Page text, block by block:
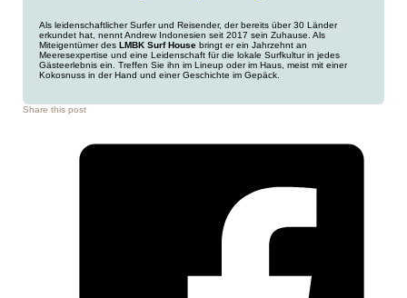
Als leidenschaftlicher Surfer und Reisender, der bereits über 30 Länder
erkundet hat, nennt Andrew Indonesien seit 2017 sein Zuhause. Als
Miteigentümer des LMBK Surf Housebringt er ein Jahrzehnt an
Meeresexpertise und eine Leidenschaft für die lokale Surfkultur in jedes
Gästeerlebnis ein. Treffen Sie ihn im Lineup oder im Haus, meist mit einer
Kokosnuss in der Hand und einer Geschichte im Gepäck.
Share this post